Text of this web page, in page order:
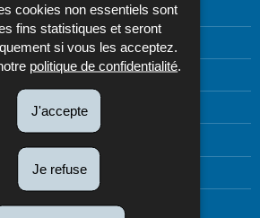
cookies non essentiels sont
fins statistiques et seront
si vous les acceptez.
politique de confidentialité.
J'accepte
Je refuse